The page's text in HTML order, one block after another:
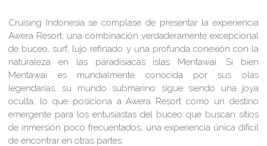
Cruising Indonesia se complase de presentar la experiencia
Awera Resort, una combinación verdaderamente excepcional
de buceo, surf, lujo refinado y una profunda conexión con la
naturaleza en las paradisíacas islas Mentawai. Si bien
Mentawai es mundialmente conocida por sus olas
legendarias, su mundo submarino sigue siendo una joya
oculta, lo que posiciona a Awera Resort como un destino
emergente para los entusiastas del buceo que buscan sitios
de inmersión poco frecuentados, una experiencia única difícil
de encontrar en otras partes.